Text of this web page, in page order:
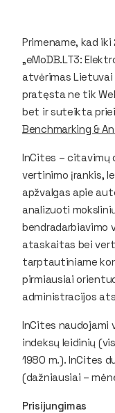
Primename, kad
„eMoDB.LT3:
atvėrimas
pratęsta ne tik
bet ir suteikta
Benchmarking &
InCites – citavimų
vertinimo įrankis,
apžvalgas apie
analizuoti
bendradarbiavimo
ataskaitas bei
tarptautiniame
pirmiausiai
administracijos
InCites naudojami
indeksų leidinių
1980 m.). InCites
(dažniausiai –
Prisijungimas